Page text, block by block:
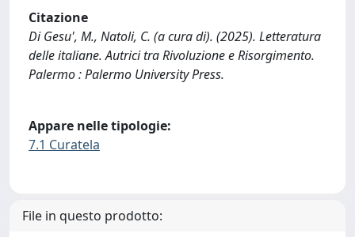
Citazione
Di Gesu', M., Natoli, C. (a cura di). (2025). Letteratura
delle italiane. Autrici tra Rivoluzione e Risorgimento.
Palermo : Palermo University Press.
Appare nelle tipologie:
7.1 Curatela
File in questo prodotto: